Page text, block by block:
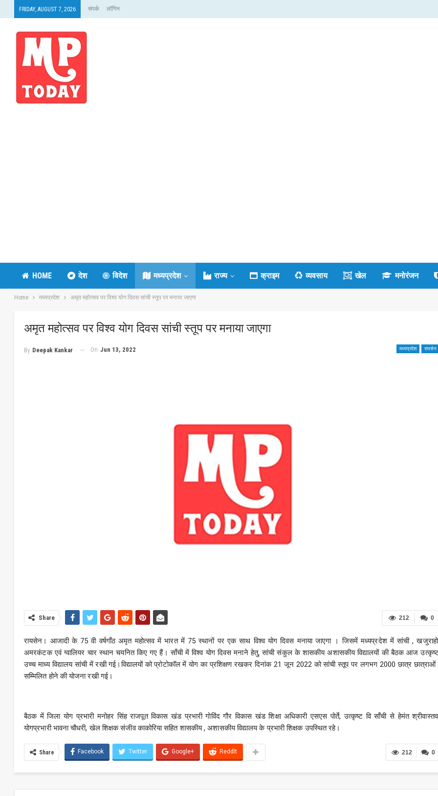
FRIDAY, AUGUST 7, 2026 संपर्क लॉगिन
HOME देश विदेश मध्यप्रदेश राज्य क्राइम व्यवसाय खेल मनोरंजन
Home मध्यप्रदेश अमृत महोत्सव पर विश्व योग दिवस सांची स्तूप पर मनाया जाएगा
अमृत महोत्सव पर विश्व योग दिवस सांची स्तूप पर मनाया जाएगा
मध्यप्रदेश रायसेन
By Deepak Kankar On Jun 13, 2022
0
212
Share
रायसेन। आजादी के 75 वी वर्षगाँठ अमृत महोत्सव में भारत में 75 स्थानों पर एक साथ विश्व योग दिवस मनाया जाएगा । जिसमें मध्यप्रदेश में सांची ,
अमरकंटक एवं ग्वालियर चार स्थान चयनित किए गए हैं। साँची में विश्व योग दिवस मनाने हेतु, सांची संकुल के शासकीय अशासकीय विद्यालयों की बैठक आज
उच्च माध्य विद्यालय सांची में रखी गई।विद्यालयों को प्रोटोकॉल में योग का प्रशिक्षण रखकर दिनांक 21 जून 2022 को सांची स्तूप पर लगभग 2000 छात्र छात्राओं
सम्मिलित होने की योजना रखी गई।
बैठक में जिला योग प्रभारी मनोहर सिंह राजपूत विकास खंड प्रभारी गोविंद गौर विकास खंड शिक्षा अधिकारी एसएस पोर्ते, उत्कृष्ट वि साँची से हेमंत
योगप्रभारी भावना चौधरी, खेल शिक्षक संजीव काकोरिया सहित शासकीय , अशासकीय विद्यालय के प्रभारी शिक्षक उपस्थित रहे।
0
212
Share Facebook Twitter Google+ ReddIt